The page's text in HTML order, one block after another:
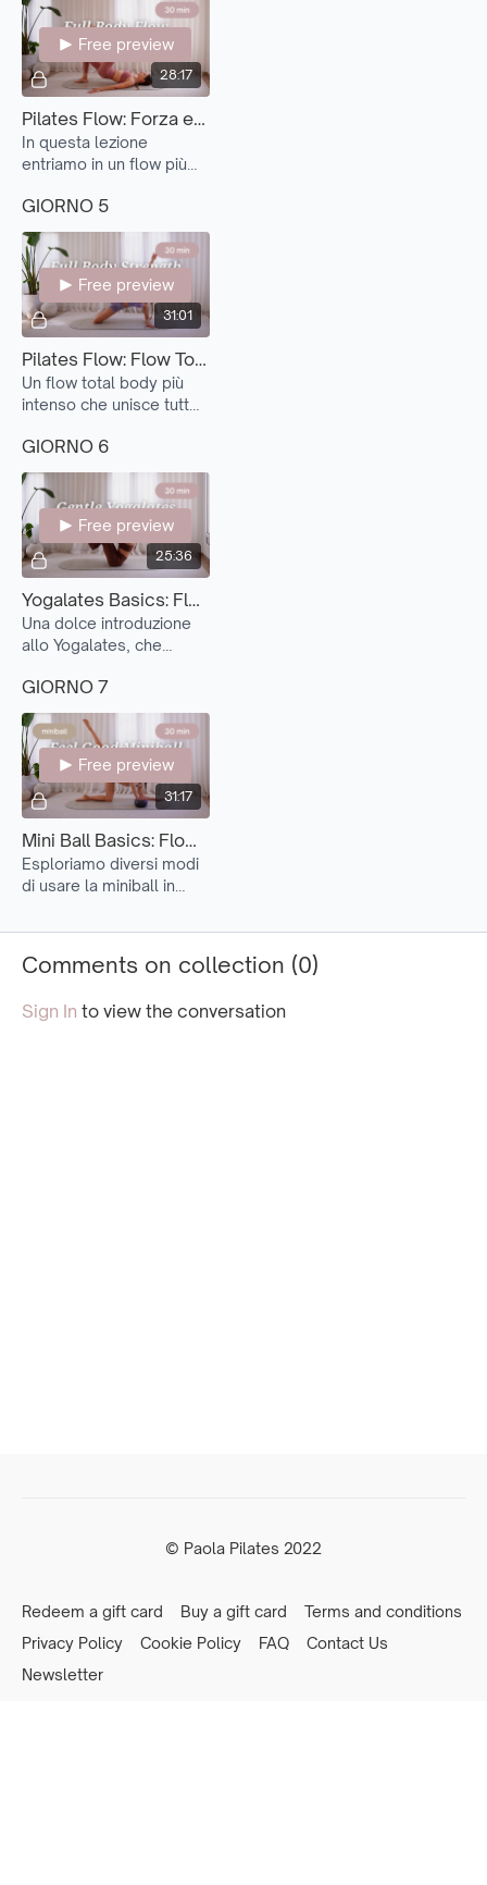
lunghe.
28:17
Free preview
Pilates Flow: Forza e Stabilità (Foundations 4)
In questa lezione
entriamo in un flow più
esercizi in sequenze più
fluide e continue.
GIORNO 5
31:01
Free preview
Pilates Flow: Flow Total Body (Foundations 5)
Un flow total body più
intenso che unisce tutto
ad ora.
GIORNO 6
25:36
Free preview
Yogalates Basics: Flow Forza e Allungamento (Foundations 6)
Una dolce introduzione
allo Yogalates, che
e Pilates in un flow fluido
e consapevole.
GIORNO 7
31:17
Free preview
Mini Ball Basics: Flow Total Body
Esploriamo diversi modi
di usare la miniball in
attivare il core, sfidare la
consapevolezza.
Comments on collection (0)
Sign In to view the conversation
© Paola Pilates 2022
Redeem a gift card Buy a gift card
Terms and conditions
Privacy Policy
Cookie Policy FAQ
Contact Us
Newsletter